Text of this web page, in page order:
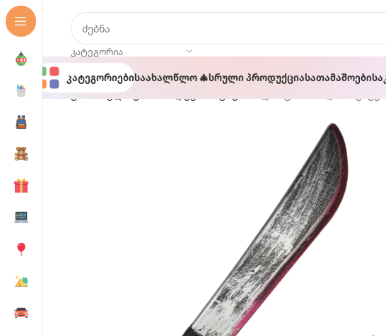
ᲙᲐᲢᲔᲒᲝᲠᲘᲐ
ᲙატეგორიებიᲡაახალწლო 🎄Სრული ᲞროდუქციაᲡათამაშოები
მთავარი ჰელოუინი 🎃